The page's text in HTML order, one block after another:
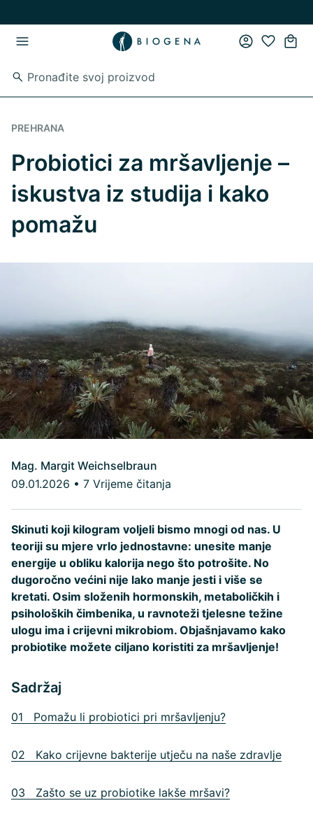
PREHRANA
Probiotici za mršavljenje –
iskustva iz studija i kako
pomažu
Mag. Margit Weichselbraun
09.01.2026 • 7 Vrijeme čitanja
Skinuti koji kilogram voljeli bismo mnogi od nas. U
teoriji su mjere vrlo jednostavne: unesite manje
energije u obliku kalorija nego što potrošite. No
dugoročno većini nije lako manje jesti i više se
kretati. Osim složenih hormonskih, metaboličkih i
psiholoških čimbenika, u ravnoteži tjelesne težine
ulogu ima i crijevni mikrobiom. Objašnjavamo kako
probiotike možete ciljano koristiti za mršavljenje!
Sadržaj
01 Pomažu li probiotici pri mršavljenju?
02 Kako crijevne bakterije utječu na naše zdravlje
03 Zašto se uz probiotike lakše mršavi?